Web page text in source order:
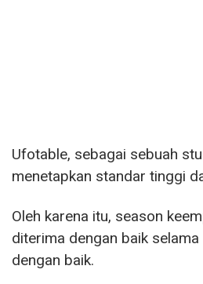
Ufotable, sebagai sebuah
menetapkan standar tinggi
Oleh karena itu, season
diterima dengan baik
dengan baik.